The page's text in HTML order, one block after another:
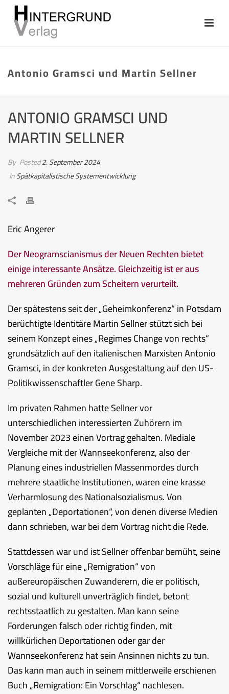
Antonio Gramsci und Martin Sellner
ANTONIO GRAMSCI UND
MARTIN SELLNER
By Posted2. September 2024
InSpätkapitalistische Systementwicklung
Eric Angerer
Der Neogramscianismus der Neuen Rechten bietet
einige interessante Ansätze. Gleichzeitig ist er aus
mehreren Gründen zum Scheitern verurteilt.
Der spätestens seit der „Geheimkonferenz“ in Potsdam
berüchtigte Identitäre Martin Sellner stützt sich bei
seinem Konzept eines „Regimes Change von rechts“
grundsätzlich auf den italienischen Marxisten Antonio
Gramsci, in der konkreten Ausgestaltung auf den US-
Politikwissenschaftler Gene Sharp.
Im privaten Rahmen hatte Sellner vor
unterschiedlichen interessierten Zuhörern im
November 2023 einen Vortrag gehalten. Mediale
Vergleiche mit der Wannseekonferenz, also der
Planung eines industriellen Massenmordes durch
mehrere staatliche Institutionen, waren eine krasse
Verharmlosung des Nationalsozialismus. Von
geplanten „Deportationen“, von denen diverse Medien
dann schrieben, war bei dem Vortrag nicht die Rede.
Stattdessen war und ist Sellner offenbar bemüht, seine
Vorschläge für eine „Remigration“ von
außereuropäischen Zuwanderern, die er politisch,
sozial und kulturell unverträglich findet, betont
rechtsstaatlich zu gestalten. Man kann seine
Forderungen falsch oder richtig finden, mit
willkürlichen Deportationen oder gar der
Wannseekonferenz hat sein Ansinnen nichts zu tun.
Das kann man auch in seinem mittlerweile erschienen
Buch „Remigration: Ein Vorschlag“ nachlesen.